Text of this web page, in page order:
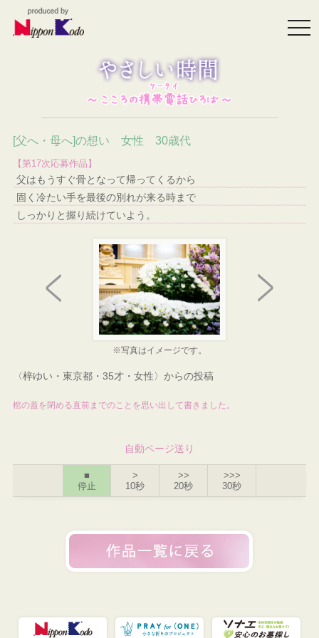
[父へ・母へ]の想い 女性 30歳代
【第17次応募作品】
父はもうすぐ骨となって帰ってくるから
固く冷たい手を最後の別れが来る時まで
しっかりと握り続けていよう。
※写真はイメージです。
〈梓ゆい・東京都・35才・女性〉からの投稿
棺の蓋を閉める直前までのことを思い出して書きました。
自動ページ送り
■
停止
>
10秒
>>
20秒
>>>
30秒